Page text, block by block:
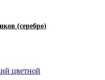
(серебро)